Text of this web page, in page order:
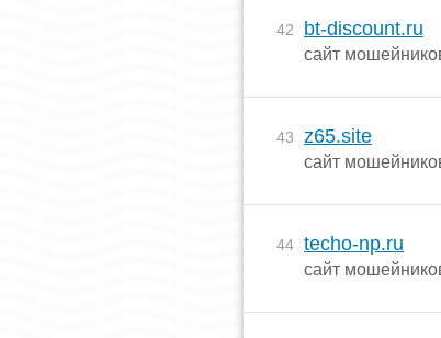
42 bt-discount.ru
сайт
43 z65.site
сайт
44 techo-np.ru
сайт